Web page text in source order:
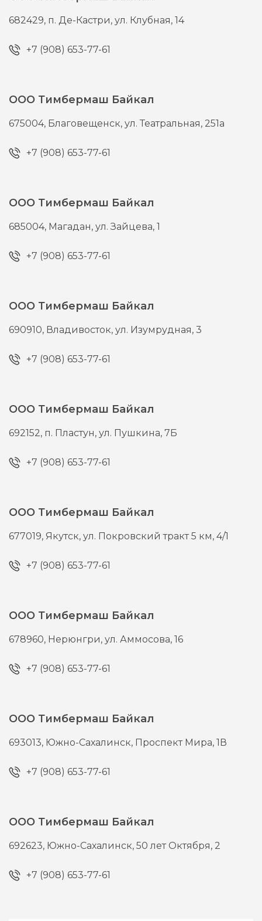
682429, п. Де-Кастри,ул. Клубная, 14
+7 (908) 653-77-61
ООО Тимбермаш Байкал
675004, Благовещенск,ул. Театральная, 251а
+7 (908) 653-77-61
ООО Тимбермаш Байкал
685004, Магадан,ул. Зайцева, 1
+7 (908) 653-77-61
ООО Тимбермаш Байкал
690910, Владивосток,ул. Изумрудная, 3
+7 (908) 653-77-61
ООО Тимбермаш Байкал
692152, п. Пластун,ул. Пушкина, 7Б
+7 (908) 653-77-61
ООО Тимбермаш Байкал
677019, Якутск,ул. Покровский тракт 5 км, 4/1
+7 (908) 653-77-61
ООО Тимбермаш Байкал
678960, Нерюнгри,ул. Аммосова, 16
+7 (908) 653-77-61
ООО Тимбермаш Байкал
693013, Южно-Сахалинск, Проспект Мира, 1В
+7 (908) 653-77-61
ООО Тимбермаш Байкал
692623, Южно-Сахалинск,50 лет Октября, 2
+7 (908) 653-77-61